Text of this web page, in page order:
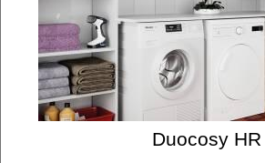
Duocosy HR